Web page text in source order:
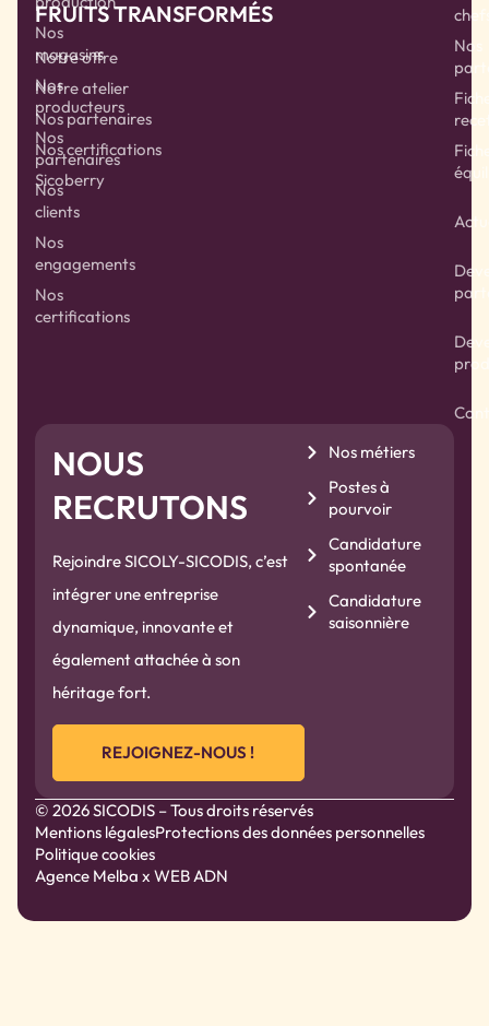
Nos
magasins
Nos
producteurs
Nos
partenaires
Nos
clients
Nos
engagements
Nos
certifications
FRUITS TRANSFORMÉS
Notre offre
Notre atelier
Nos partenaires
Nos certifications
Sicoberry
Nos
NOUS
RECRUTONS
Rejoindre SICOLY-SICODIS, c’est
intégrer une entreprise
dynamique, innovante et
également attachée à son
héritage fort.
REJOIGNEZ-NOUS !
Nos métiers
Postes à
pourvoir
Candidature
spontanée
Candidature
saisonnière
© 2026 SICODIS – Tous droits réservés
Mentions légalesProtections des données personnelles
Politique cookies
Agence Melba x WEB ADN